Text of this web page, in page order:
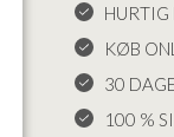
HURTIG
KØB
30
100 %